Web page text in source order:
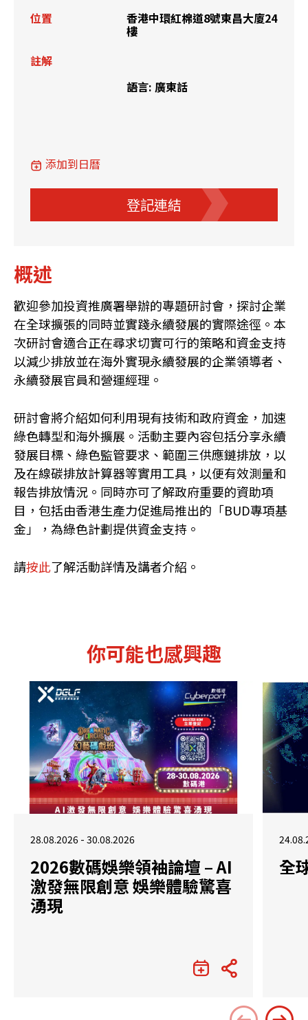
位置
香港中環紅棉道8號東昌大廈24
樓
註解
語言: 廣東話
添加到日曆
登記連結
概述
歡迎參加投資推廣署舉辦的專題研討會，探討企業
在全球擴張的同時並實踐永續發展的實際途徑。本
次研討會適合正在尋求切實可行的策略和資金支持
以減少排放並在海外實現永續發展的企業領導者、
永續發展官員和營運經理。
研討會將介紹如何利用現有技術和政府資金，加速
綠色轉型和海外擴展。活動主要內容包括分享永續
發展目標、綠色監管要求、範圍三供應鏈排放，以
及在線碳排放計算器等實用工具，以便有效測量和
報告排放情況。同時亦可了解政府重要的資助項
目，包括由香港生產力促進局推出的「BUD專項基
金」，為綠色計劃提供資金支持。
請按此了解活動詳情及講者介紹。
你可能也感興趣
28.08.2026 - 30.08.2026
2026數碼娛樂領袖論壇 – AI
激發無限創意 娛樂體驗驚喜
湧現
全